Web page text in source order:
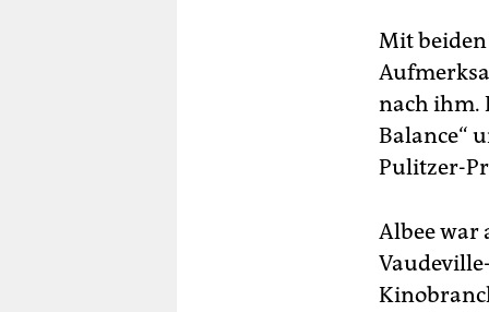
Mit
nach ihm.
Balance“
Pulitzer-
Albee war